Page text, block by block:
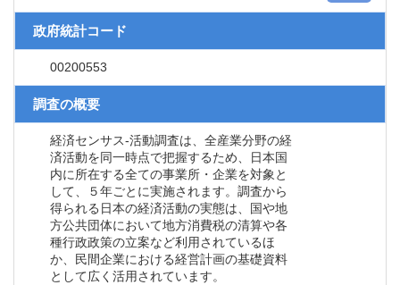
政府統計コード
00200553
調査の概要
経済センサス‐活動調査は、全産業分野の経
済活動を同一時点で把握するため、日本国
内に所在する全ての事業所・企業を対象と
して、５年ごとに実施されます。調査から
得られる日本の経済活動の実態は、国や地
方公共団体において地方消費税の清算や各
種行政政策の立案など利用されているほ
か、民間企業における経営計画の基礎資料
として広く活用されています。